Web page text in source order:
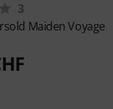
3
Maiden Voyage